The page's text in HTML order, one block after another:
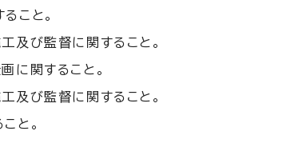
こと。
及び監督に関すること。
に関すること。
及び監督に関すること。
と。